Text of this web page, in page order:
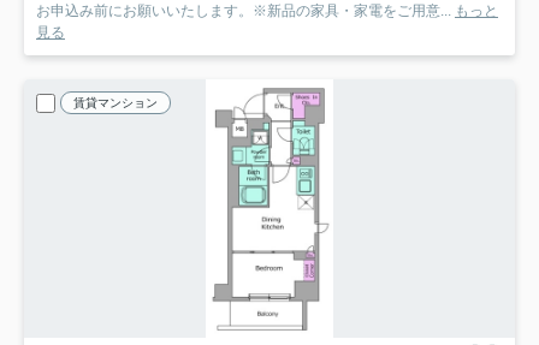
お申込み前にお願いいたします。※新品の家具・家電をご用意... もっと
見る
賃貸マンション